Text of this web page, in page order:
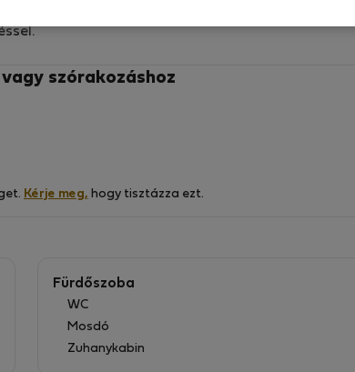
és magas színvonalon berendezett, a legnagyobb
főzőlap, sütő, kenyérpirító, vízforraló,
TV, légkondicionáló
üdvözlő készlet: kávé, tea, Wi-fi
szórakozáshoz
Kérje meg, hogy tisztázza ezt.
Fürdőszoba
WC
Mosdó
Zuhanykabin